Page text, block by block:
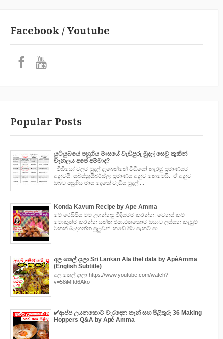
Facebook / Youtube
Popular Posts
යුටියුබයේ පහුගිය මාසයේ වැඩිපුරු මුදල් සෙවු කුකින්
චැනලය අපේ අම්මාද?
වීඩියෝ වලට මුදල් දැබෙන්නේ වීඩියෝ නැරඹු ප්‍රමාණයට
අනුවයි. සබ්ස්ක්‍රයිබර්ස්ලා ප්‍රමාණය අනුව නෙමෙයි. ඒ අනුව
ඔබට පසුගිය මාස දෙකේ වැඩිය මුදල් ...
Konda Kavum Recipe by Ape Amma
මේ රෙසිපිය මම උගන්නපු විදියටම කරන්න. වෙනස් කම්
මොකුත්ම කරන්න යන්න එපා.එතකොට ඔයාට ලස්සන කැවුම්
ටිකක් බැදගන්න පුලුවන්. කඩේ පිටි පැකට් පා...
අල තෙල් දාලා Sri Lankan Ala thel dala by ApéAmma
(English Subtitle)
අල තෙල් දාලා https://www.youtube.com/watch?
v=58iMftd6Ako
✔‍ආප්ප උයනකොට වැරදෙන තැන් සහ පිළිතුරු 36 Making
Hoppers Q&A by Apé Amma